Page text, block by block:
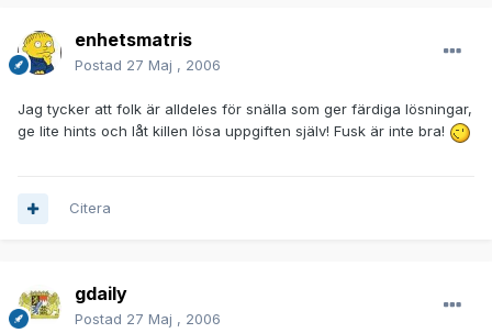
enhetsmatris
Postad 27 Maj , 2006
Jag tycker att folk är alldeles för snälla som ger färdiga lösningar,
ge lite hints och låt killen lösa uppgiften själv! Fusk är inte bra!
Citera
gdaily
Postad 27 Maj , 2006